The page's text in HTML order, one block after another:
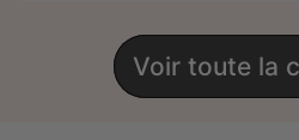
Voir toute la